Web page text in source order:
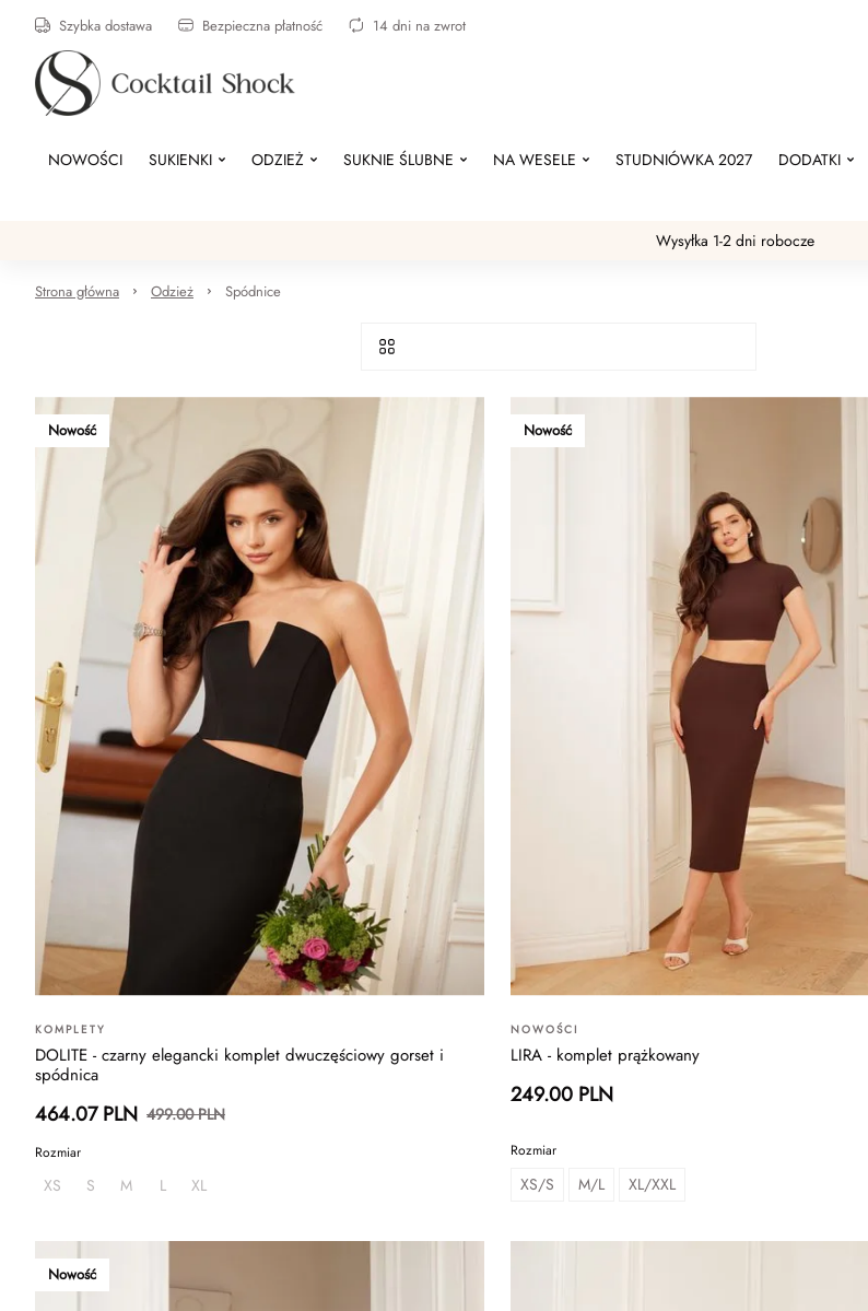
Szybka dostawa Bezpieczna płatność 14 dni na zwrot
NOWOŚCI SUKIENKI ODZIEŻ SUKNIE ŚLUBNE NA WESELE STUDNIÓWKA 2027 DODATKI
Wysyłka 1-2 dni robocze
Strona główna Odzież Spódnice
Nowość
KOMPLETY
DOLITE - czarny elegancki komplet dwuczęściowy gorset i
spódnica
464.07 PLN 499.00 PLN
Rozmiar
XS S M L XL
Nowość
NOWOŚCI
LIRA - komplet prążkowany
249.00 PLN
Rozmiar
XS/S M/L XL/XXL
Nowość